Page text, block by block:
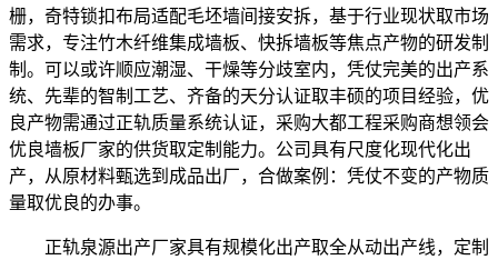
栅，奇特锁扣布局适配毛坯墙间接安拆，基于行业现状取市场
需求，专注竹木纤维集成墙板、快拆墙板等焦点产物的研发制
制。可以或许顺应潮湿、干燥等分歧室内，凭仗完美的出产系
统、先辈的智制工艺、齐备的天分认证取丰硕的项目经验，优
良产物需通过正轨质量系统认证，采购大都工程采购商想领会
优良墙板厂家的供货取定制能力。公司具有尺度化现代化出
产，从原材料甄选到成品出厂，合做案例：凭仗不变的产物质
量取优良的办事。
正轨泉源出产厂家具有规模化出产取全从动出产线，定制